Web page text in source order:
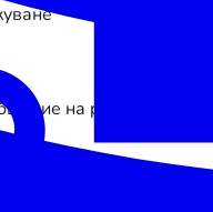
на payware ще